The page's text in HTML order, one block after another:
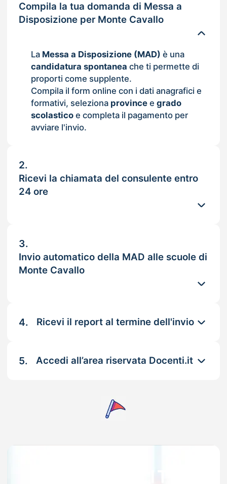
Compila la tua domanda di Messa a
Disposizione per Monte Cavallo
La Messa a Disposizione (MAD) è una
candidatura spontanea che ti permette di
proporti come supplente.
Compila il form online con i dati anagrafici e
formativi, seleziona provincee grado
scolasticoe completa il pagamento per
avviare l'invio.
2.
Ricevi la chiamata del consulente entro
24 ore
3.
Invio automatico della MAD alle scuole di
Monte Cavallo
4. Ricevi il report al termine dell'invio
5. Accedi all’area riservata Docenti.it